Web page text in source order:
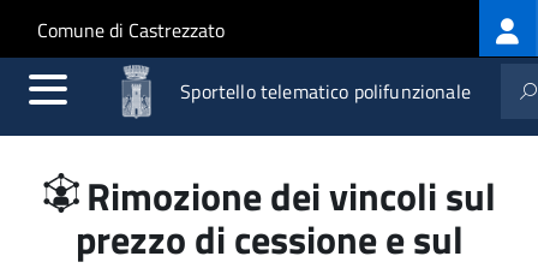
Salta al contenuto principale
Skip to site navigation
Comune di Castrezzato
Sportello telematico polifunzionale
Rimozione dei vincoli sul
prezzo di cessione e sul